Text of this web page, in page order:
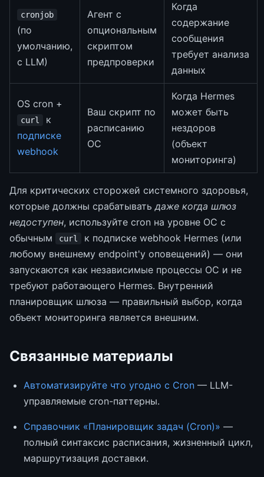
cronjob
(по
умолчанию,
с LLM)
Агент с
опциональным
скриптом
предпроверки
Когда
содержание
сообщения
требует анализа
данных
OS cron +
curl
к
подписке
webhook
Ваш скрипт по
расписанию
ОС
Когда Hermes
может быть
нездоров
(объект
мониторинга)
Для критических сторожей системного здоровья,
которые должны срабатыватьдаже когда шлюз
недоступен, используйте cron на уровне ОС с
обычным
curl
к подписке webhook Hermes (или
любому внешнему endpoint'у оповещений) — они
запускаются как независимые процессы ОС и не
требуют работающего Hermes. Внутренний
планировщик шлюза — правильный выбор, когда
объект мониторинга является внешним.
Связанные материалы
Автоматизируйте что угодно с Cron — LLM-
управляемые cron-паттерны.
Справочник «Планировщик задач (Cron)» —
полный синтаксис расписания, жизненный цикл,
маршрутизация доставки.